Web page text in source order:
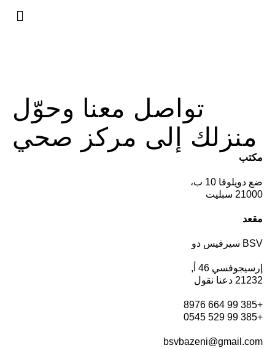
تواصل معنا وحوّل
منزلك إلى مركز صحي
مكتب
ضع دويلوفا 10 ب،
21000 سبليت
مقعد
BSV سيرفيس دو
إرسيجوفسي 46 أ,
21232 دعنا نقول
+385 99 664 8976
+385 99 529 0545
bsvbazeni@gmail.com